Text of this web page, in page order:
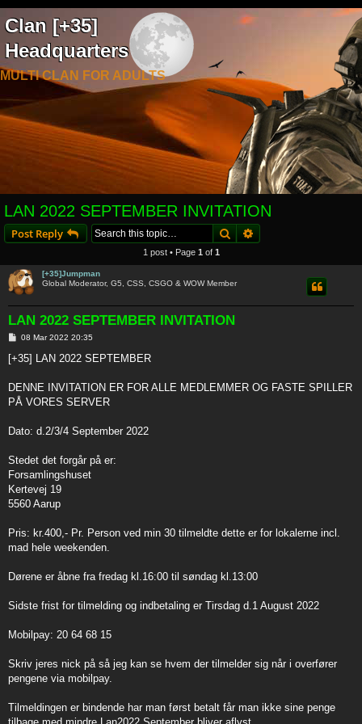
Clan [+35]
Headquarters
MULTI CLAN FOR ADULTS
LAN 2022 SEPTEMBER INVITATION
Post Reply SearchAdvanced search
1 post • Page 1 of 1
[+35]Jumpman
Global Moderator, G5, CSS, CSGO & WOW Member
LAN 2022 SEPTEMBER INVITATION
P
s
08 Mar 2022 20:35
[+35] LAN 2022 SEPTEMBER
DENNE INVITATION ER FOR ALLE MEDLEMMER OG FASTE SPILLER
PÅ VORES SERVER
Dato: d.2/3/4 September 2022
Stedet det forgår på er:
Forsamlingshuset
Kertevej 19
5560 Aarup
Pris: kr.400,- Pr. Person ved min 30 tilmeldte dette er for lokalerne incl.
mad hele weekenden.
Dørene er åbne fra fredag kl.16:00 til søndag kl.13:00
Sidste frist for tilmelding og indbetaling er Tirsdag d.1 August 2022
Mobilpay: 20 64 68 15
Skriv jeres nick på så jeg kan se hvem der tilmelder sig når i overfører
pengene via mobilpay.
Tilmeldingen er bindende har man først betalt får man ikke sine penge